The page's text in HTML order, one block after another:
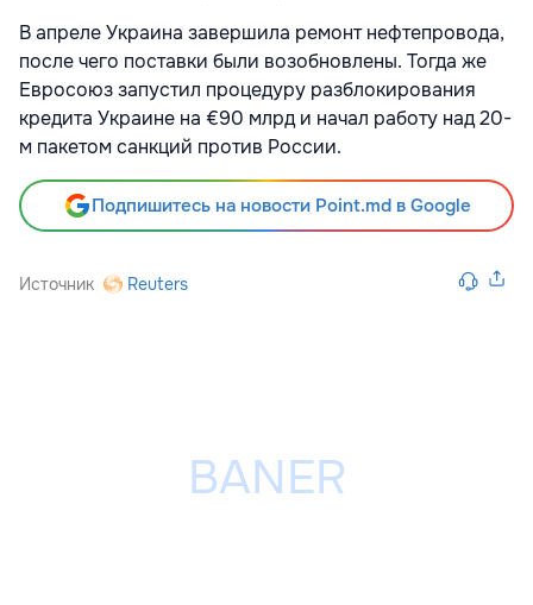
В апреле Украина завершила ремонт нефтепровода,
после чего поставки были возобновлены. Тогда же
Евросоюз запустил процедуру разблокирования
кредита Украине на €90 млрд и начал работу над 20-
м пакетом санкций против России.
Подпишитесь на новости Point.md в Google
Источник Reuters